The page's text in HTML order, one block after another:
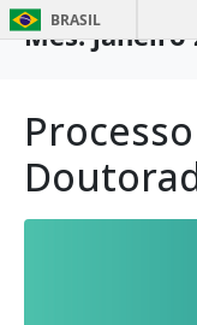
BRASIL
Mês:janeiro